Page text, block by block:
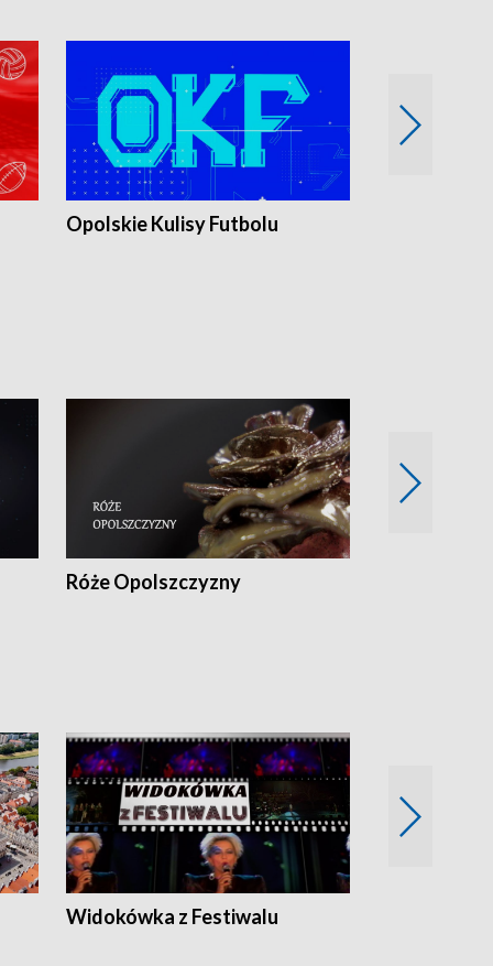
Opolskie Kulisy Futbolu
Róże Opolszczyzny
Widokówka z Festiwalu